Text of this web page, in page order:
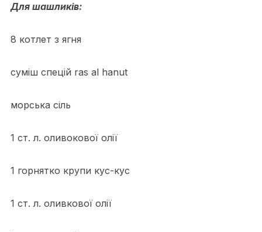
Для шашликів:
8 котлет з ягня
суміш спецій ras al hanut
морська сіль
1 ст. л. оливокової олії
1 горнятко крупи кус-кус
1 ст. л. оливкової олії